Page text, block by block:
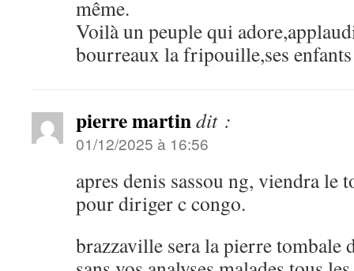
même.
Voilà un peuple qui
bourreaux la fripouille,ses
pierre martindit :
01/12/2025 à 16:56
apres denis sassou ng, viendra le
pour diriger c congo.
brazzaville sera la pierre tombale